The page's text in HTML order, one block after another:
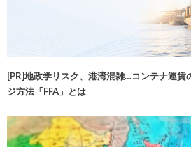
[PR]地政学リスク、港湾混雑…コンテナ運賃
ジ方法「FFA」とは